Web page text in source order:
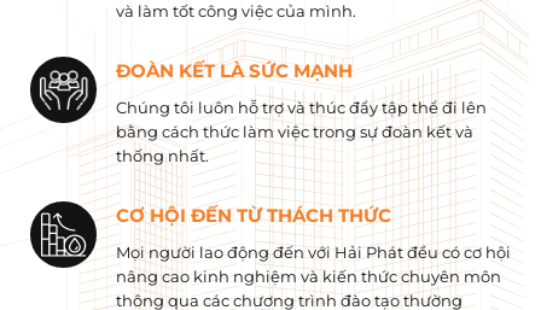
và làm tốt công việc của mình.
ĐOÀN KẾT LÀ SỨC MẠNH
Chúng tôi luôn hỗ trợ và thúc đẩy tập thể đi lên
bằng cách thức làm việc trong sự đoàn kết và
thống nhất.
CƠ HỘI ĐẾN TỪ THÁCH THỨC
Mọi người lao động đến với Hải Phát đều có cơ hội
nâng cao kinh nghiệm và kiến ​​thức chuyên môn
thông qua các chương trình đào tạo thường